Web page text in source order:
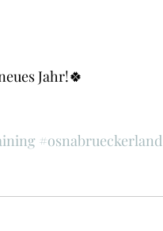
Jahr!🍀
#osnabrueckerland